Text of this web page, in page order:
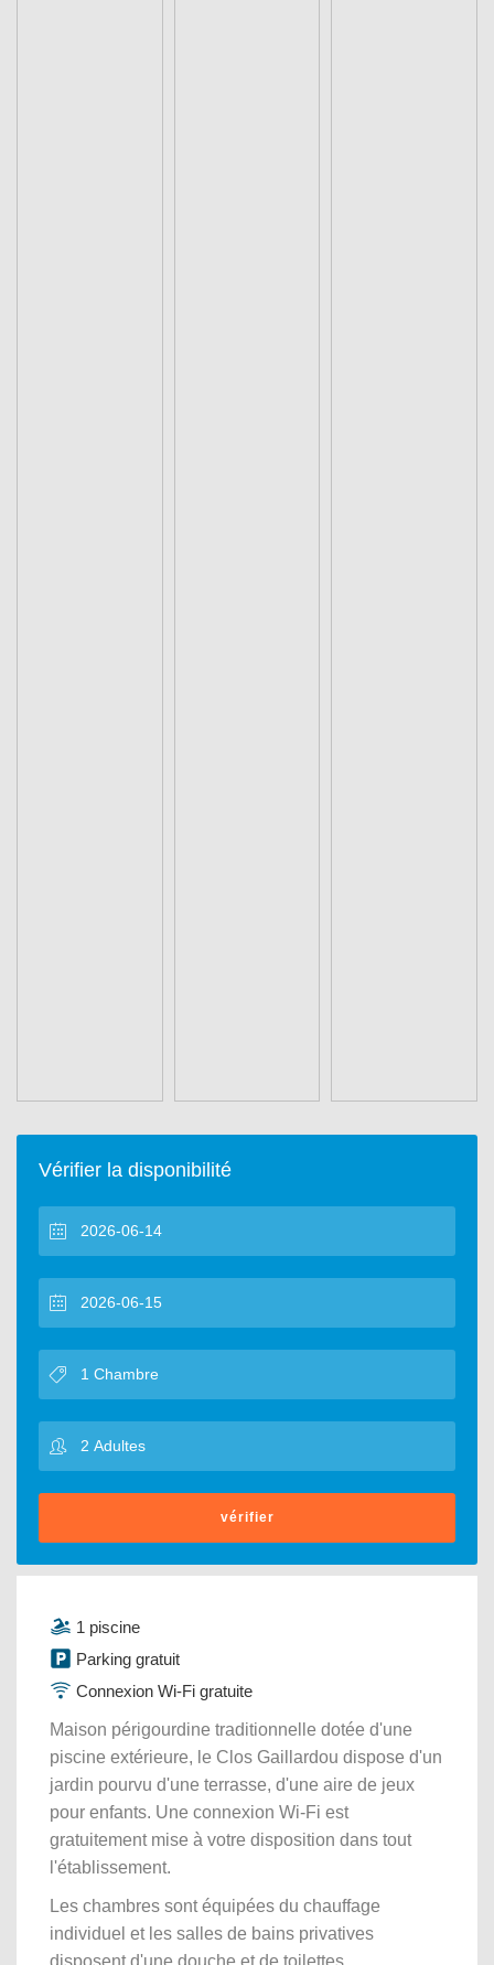
Vérifier la disponibilité
vérifier
1 piscine
Parking gratuit
Connexion Wi-Fi gratuite
Maison périgourdine traditionnelle dotée d'une
piscine extérieure, le Clos Gaillardou dispose d'un
jardin pourvu d'une terrasse, d'une aire de jeux
pour enfants. Une connexion Wi-Fi est
gratuitement mise à votre disposition dans tout
l'établissement.
Les chambres sont équipées du chauffage
individuel et les salles de bains privatives
disposent d'une douche et de toilettes.